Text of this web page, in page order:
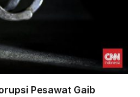
Pesawat Gaib